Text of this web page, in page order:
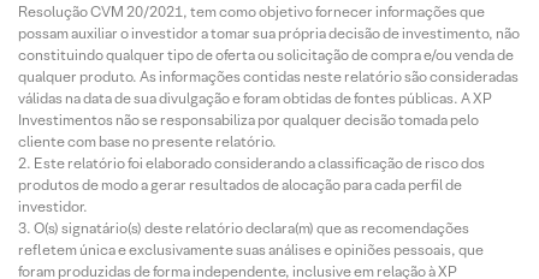
Resolução CVM 20/2021, tem como objetivo fornecer informações que
possam auxiliar o investidor a tomar sua própria decisão de investimento, não
constituindo qualquer tipo de oferta ou solicitação de compra e/ou venda de
qualquer produto. As informações contidas neste relatório são consideradas
válidas na data de sua divulgação e foram obtidas de fontes públicas. A XP
Investimentos não se responsabiliza por qualquer decisão tomada pelo
cliente com base no presente relatório.
Este relatório foi elaborado considerando a classificação de risco dos
produtos de modo a gerar resultados de alocação para cada perfil de
investidor.
O(s) signatário(s) deste relatório declara(m) que as recomendações
refletem única e exclusivamente suas análises e opiniões pessoais, que
foram produzidas de forma independente, inclusive em relação à XP